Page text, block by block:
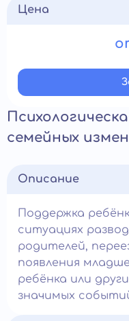
Цена
семейных
Описание
Поддержка
ситуациях
родителей,
появления
ребёнка или
значимых